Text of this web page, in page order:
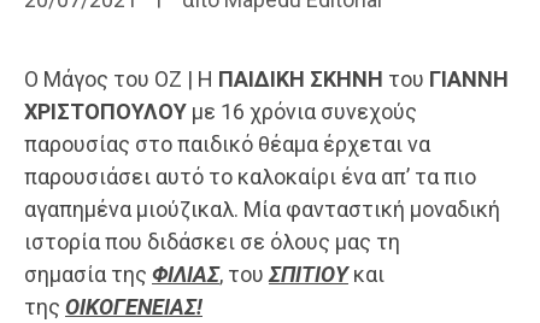
Ο Μάγος του ΟΖ | Η ΠΑΙΔΙΚΗ ΣΚΗΝΗ του ΓΙΑΝΝΗ
ΧΡΙΣΤΟΠΟΥΛΟΥ με 16 χρόνια συνεχούς
παρουσίας στο παιδικό θέαμα έρχεται να
παρουσιάσει αυτό το καλοκαίρι ένα απ’ τα πιο
αγαπημένα μιούζικαλ. Μία φανταστική μοναδική
ιστορία που διδάσκει σε όλους μας τη
σημασία της ΦΙΛΙΑΣ, τουΣΠΙΤΙΟΥκαι
της ΟΙΚΟΓΕΝΕΙΑΣ!